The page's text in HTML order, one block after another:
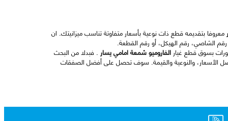
معروفا بتقديمه قطع ذات نوعية بأسعار متفاوتة تناسب ميزانيتك. ان
الشاصي، رقم الهيكل، أو رقم القطعة.
بسوق قطع غيار الفاروميو شمعة امامي يسار . فبدلا من البحث
الأسعار، والنوعية والقيمة. سوف تحصل على أفضل الصفقات